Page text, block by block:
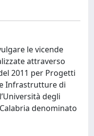
le vicende
attraverso
2011 per Progetti
Infrastrutture di
degli
denominato